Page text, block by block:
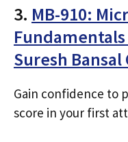
3. MB-910:
Suresh
Gain confidence to
score in your first